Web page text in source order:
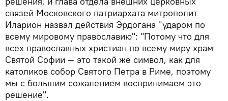
связей Московского патриархата митрополит
Иларион назвал действия Эрдогана "ударом по
всему мировому православию": "Потому что для
всех православных христиан по всему миру храм
Святой Софии — это такой же символ, как для
католиков собор Святого Петра в Риме, поэтому
мы с большим сожалением воспринимаем это
решение".